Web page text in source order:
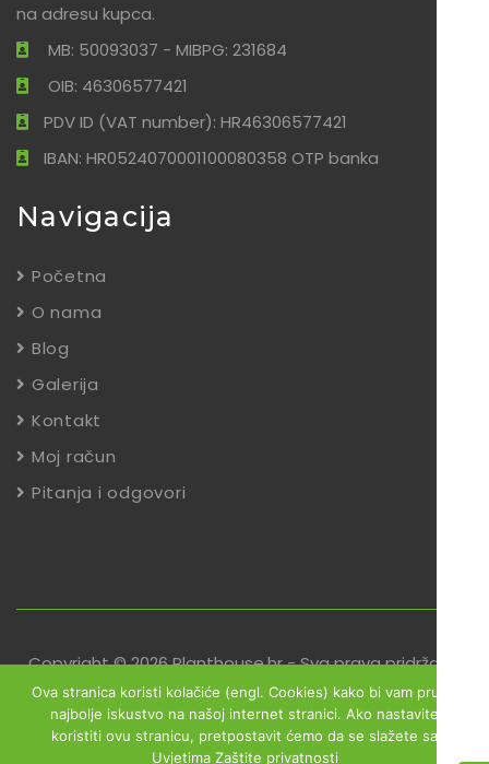
na adresu kupca.
MB: 50093037 - MIBPG: 231684
OIB: 46306577421
PDV ID (VAT number): HR46306577421
IBAN: HR0524070001100080358 OTP banka
Navigacija
Početna
O nama
Blog
Galerija
Kontakt
Moj račun
Pitanja i odgovori
Copyright © 2026 Planthouse.hr - Sva prava pridržana
Uvjeti poslovanja Reklamacije
Zaštita podataka
Izjava o sigurnosti online plaćanja
Ova stranica koristi kolačiće (engl. Cookies) kako bi vam pružili
najbolje iskustvo na našoj internet stranici. Ako nastavite
koristiti ovu stranicu, pretpostavit ćemo da se slažete sa
Uvjetima Zaštite privatnosti